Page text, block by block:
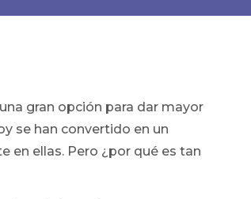
gran opción para dar mayor
se han convertido en un
en ellas. Pero ¿por qué es tan